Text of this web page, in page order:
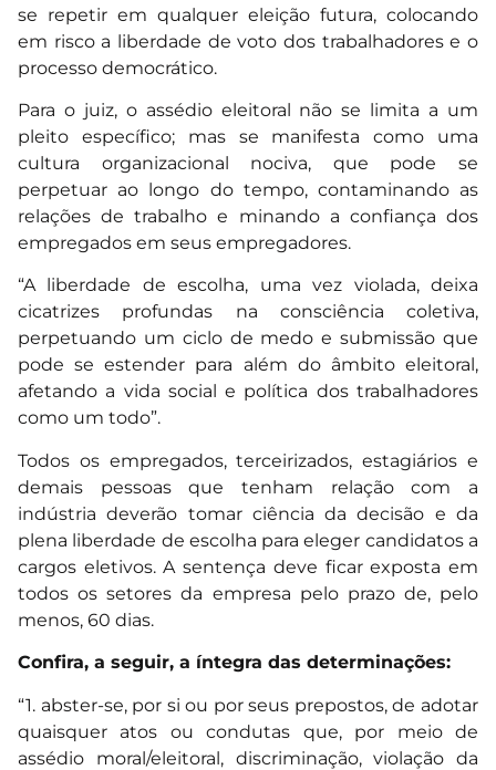
se repetir em qualquer eleição futura, colocando
em risco a liberdade de voto dos trabalhadores e o
processo democrático.
Para o juiz, o assédio eleitoral não se limita a um
pleito específico; mas se manifesta como uma
cultura organizacional nociva, que pode se
perpetuar ao longo do tempo, contaminando as
relações de trabalho e minando a confiança dos
empregados em seus empregadores.
“A liberdade de escolha, uma vez violada, deixa
cicatrizes profundas na consciência coletiva,
perpetuando um ciclo de medo e submissão que
pode se estender para além do âmbito eleitoral,
afetando a vida social e política dos trabalhadores
como um todo”.
Todos os empregados, terceirizados, estagiários e
demais pessoas que tenham relação com a
indústria deverão tomar ciência da decisão e da
plena liberdade de escolha para eleger candidatos a
cargos eletivos. A sentença deve ficar exposta em
todos os setores da empresa pelo prazo de, pelo
menos, 60 dias.
Confira, a seguir, a íntegra das determinações:
“1. abster-se, por si ou por seus prepostos, de adotar
quaisquer atos ou condutas que, por meio de
assédio moral/eleitoral, discriminação, violação da